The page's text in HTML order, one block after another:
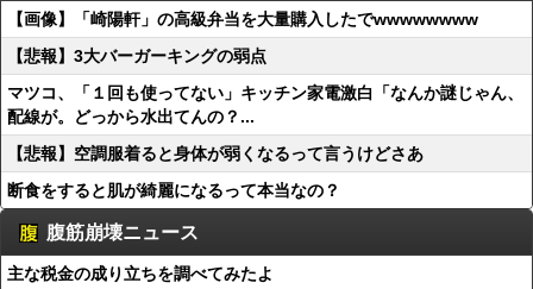
【画像】「崎陽軒」の高級弁当を大量購入したでwwwwwwww
【悲報】3大バーガーキングの弱点
マツコ、「１回も使ってない」キッチン家電激白「なんか謎じゃん、
配線が。どっから水出てんの？...
【悲報】空調服着ると身体が弱くなるって言うけどさあ
断食をすると肌が綺麗になるって本当なの？
腹筋崩壊ニュース
主な税金の成り立ちを調べてみたよ